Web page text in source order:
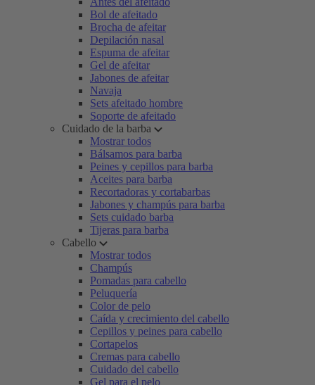
Bol de afeitado
Brocha de afeitar
Depilación nasal
Espuma de afeitar
Gel de afeitar
Jabones de afeitar
Navaja
Sets afeitado hombre
Soporte de afeitado
Cuidado de la barba
Mostrar todos
Bálsamos para barba
Peines y cepillos para barba
Aceites para barba
Recortadoras y cortabarbas
Jabones y champús para barba
Sets cuidado barba
Tijeras para barba
Cabello
Mostrar todos
Champús
Pomadas para cabello
Peluquería
Color de pelo
Caída y crecimiento del cabello
Cepillos y peines para cabello
Cortapelos
Cremas para cabello
Cuidado del cabello
Gel para el pelo